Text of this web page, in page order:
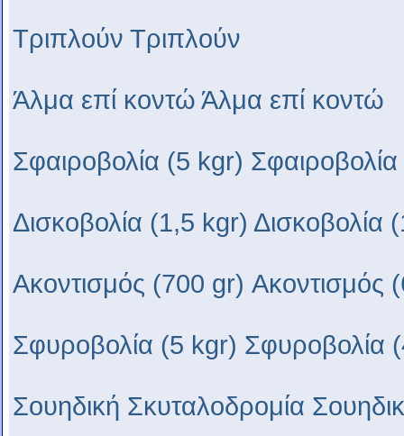
Τριπλούν Τριπλούν
Άλμα επί κοντώ Άλμα επί κοντώ
Σφαιροβολία (5 kgr)
Δισκοβολία (1,5 kgr) Δισκοβολία
Aκοντισμός (700 gr) Aκοντισμός
Σφυροβολία (5 kgr) Σφυροβολία
Σουηδική Σκυταλοδρομία